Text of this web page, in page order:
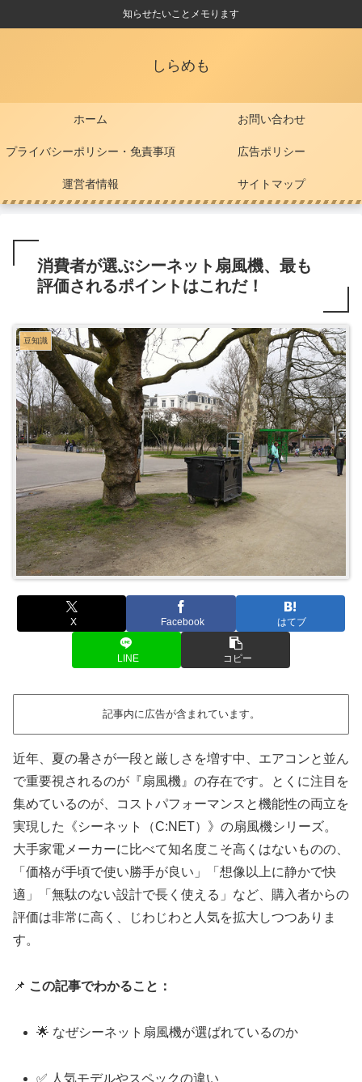
知らせたいことメモります
しらめも
ホーム お問い合わせ
プライバシーポリシー・免責事項 広告ポリシー
運営者情報 サイトマップ
消費者が選ぶシーネット扇風機、最も
評価されるポイントはこれだ！
豆知識
X Facebook はてブ
LINE コピー
記事内に広告が含まれています。
近年、夏の暑さが一段と厳しさを増す中、エアコンと並ん
で重要視されるのが『扇風機』の存在です。とくに注目を
集めているのが、コストパフォーマンスと機能性の両立を
実現した《シーネット（C:NET）》の扇風機シリーズ。
大手家電メーカーに比べて知名度こそ高くはないものの、
「価格が手頃で使い勝手が良い」「想像以上に静かで快
適」「無駄のない設計で長く使える」など、購入者からの
評価は非常に高く、じわじわと人気を拡大しつつありま
す。
📌 この記事でわかること：
🌟 なぜシーネット扇風機が選ばれているのか
✅ 人気モデルやスペックの違い